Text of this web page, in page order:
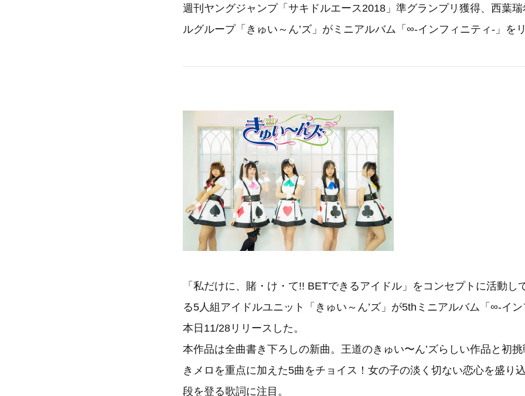
週刊ヤングジャンプ「サキドルエース2018」準グランプリ獲得、西葉
ルグループ「きゅい～ん’ズ」がミニアルバム「∞-インフィニティ-」を
「私だけに、賭・け・て!! BETできるアイドル」をコンセプトに活動し
る5人組アイドルユニット「きゅい～ん’ズ」が5thミニアルバム「∞-イ
本日11/28リリースした。
本作品は全曲書き下ろしの新曲。王道のきゅい〜ん’ズらしい作品と初
きメロを重点に加えた5曲をチョイス！女の子の淡く切ない恋心を盛り
段を登る歌詞に注目。